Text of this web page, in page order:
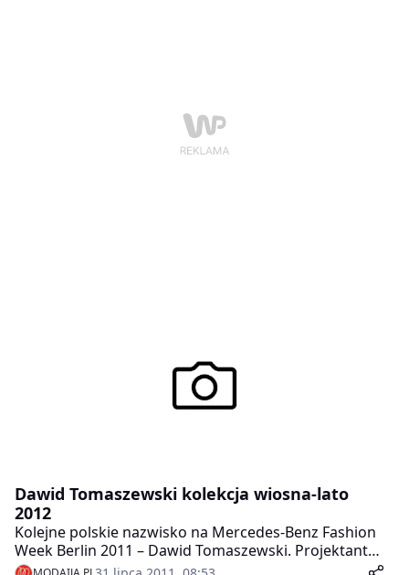
Dawid Tomaszewski kolekcja wiosna-lato
2012
Kolejne polskie nazwisko na Mercedes-Benz Fashion
Week Berlin 2011 – Dawid Tomaszewski. Projektant
przyjechał do Berlina z kolekcją Vanitas Flowers,